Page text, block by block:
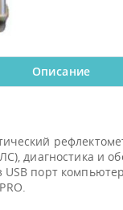
Описание
диагностика и
USB порт